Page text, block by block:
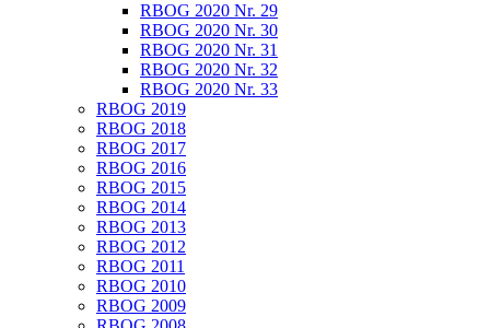
RBOG 2020 Nr. 29
RBOG 2020 Nr. 30
RBOG 2020 Nr. 31
RBOG 2020 Nr. 32
RBOG 2020 Nr. 33
RBOG 2019
RBOG 2018
RBOG 2017
RBOG 2016
RBOG 2015
RBOG 2014
RBOG 2013
RBOG 2012
RBOG 2011
RBOG 2010
RBOG 2009